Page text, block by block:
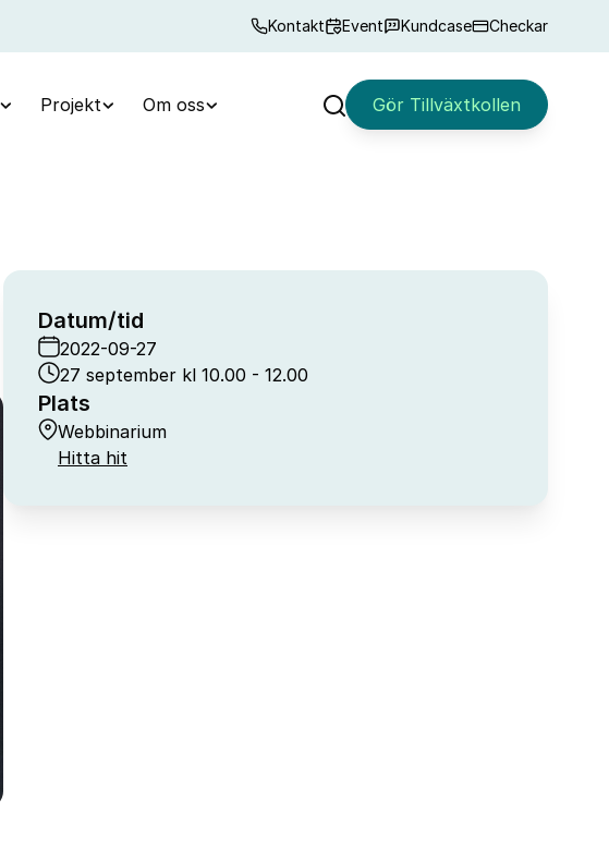
Kontakt Event Kundcase Checkar
Projekt Om oss Sök Gör Tillväxtkollen
Datum/tid
2022-09-27
27 september kl 10.00 - 12.00
Plats
Webbinarium
Hitta hit